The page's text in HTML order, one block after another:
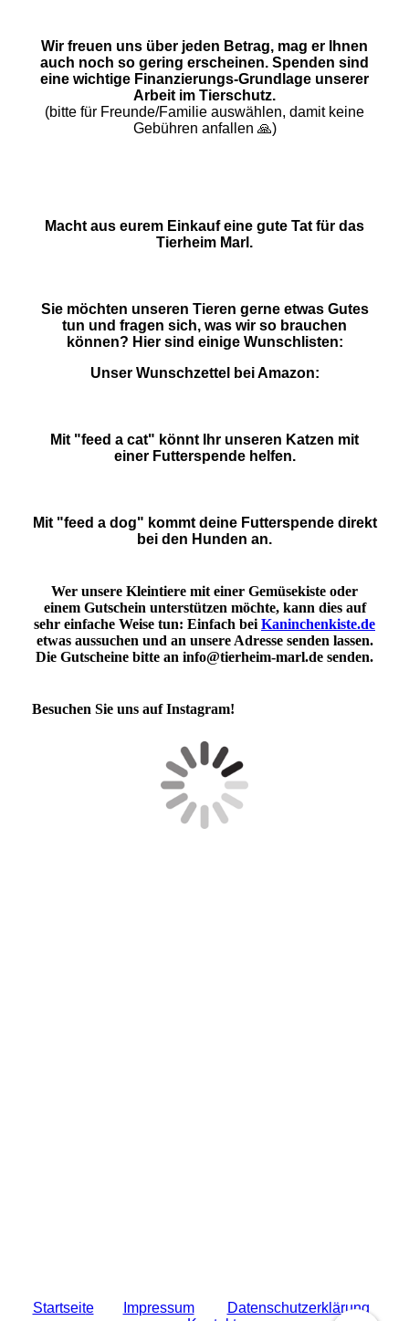
Wir freuen uns über jeden Betrag, mag er Ihnen
auch noch so gering erscheinen. Spenden sind
eine wichtige Finanzierungs-Grundlage unserer
Arbeit im Tierschutz.
(bitte für Freunde/Familie auswählen, damit keine
Gebühren anfallen 🙏)
Macht aus eurem Einkauf eine gute Tat für das
Tierheim Marl.
Sie möchten unseren Tieren gerne etwas Gutes
tun und fragen sich, was wir so brauchen
können? Hier sind einige Wunschlisten:
Unser Wunschzettel bei Amazon:
Mit "feed a cat" könnt Ihr unseren Katzen mit
einer Futterspende helfen.
Mit "feed a dog" kommt deine Futterspende direkt
bei den Hunden an.
Wer unsere Kleintiere mit einer Gemüsekiste oder
einem Gutschein unterstützen möchte, kann dies auf
sehr einfache Weise tun: Einfach bei Kaninchenkiste.de
etwas aussuchen und an unsere Adresse senden lassen.
Die Gutscheine bitte an info@tierheim-marl.de senden.
Besuchen Sie uns auf Instagram!
Startseite Impressum
Datenschutzerklärung